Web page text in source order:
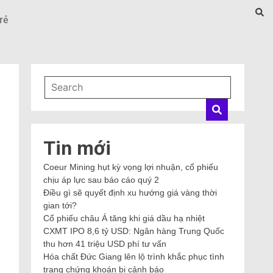
Tin mới
Coeur Mining hụt kỳ vọng lợi nhuận, cổ phiếu
chịu áp lực sau báo cáo quý 2
Điều gì sẽ quyết định xu hướng giá vàng thời
gian tới?
Cổ phiếu châu Á tăng khi giá dầu hạ nhiệt
CXMT IPO 8,6 tỷ USD: Ngân hàng Trung Quốc
thu hơn 41 triệu USD phí tư vấn
Hóa chất Đức Giang lên lộ trình khắc phục tình
trạng chứng khoán bị cảnh báo